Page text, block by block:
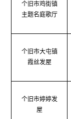
个旧市鸡街镇
主题名庭歌厅
个旧市大屯镇
霞丝发屋
个旧市婷婷发
屋